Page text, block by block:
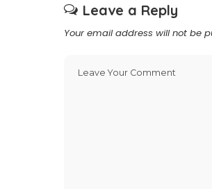
Leave a Reply
Your email address will not be